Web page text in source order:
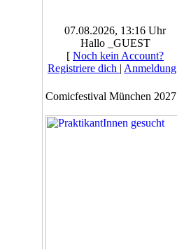
07.08.2026, 13:16 Uhr
Hallo _GUEST
[ Noch kein Account?
Registriere dich | Anmeldung
Comicfestival München 2027